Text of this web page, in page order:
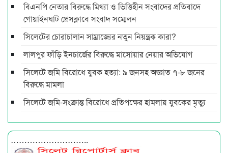
বিএনপি নেতার বিরুদ্ধে মিথ্যা ও ভিত্তিহীন সংবাদের প্রতিবাদে
গোয়াইনঘাট প্রেসক্লাবে সংবাদ সম্মেলন
সিলেটের চোরাচালান সাম্রাজ্যের নতুন নিয়ন্ত্রক কারা?
লালপুর ফাঁড়ি ইনচার্জের বিরুদ্ধে মাসোয়ার নেয়ার অভিযোগ
সিলেটে জমি বিরোধে যুবক হত্যা: ৯ জনসহ অজ্ঞাত ৭-৮ জনের
বিরুদ্ধে মামলা
সিলেটে জমি-সংক্রান্ত বিরোধে প্রতিপক্ষের হামলায় যুবকের মৃত্যু
………………………..